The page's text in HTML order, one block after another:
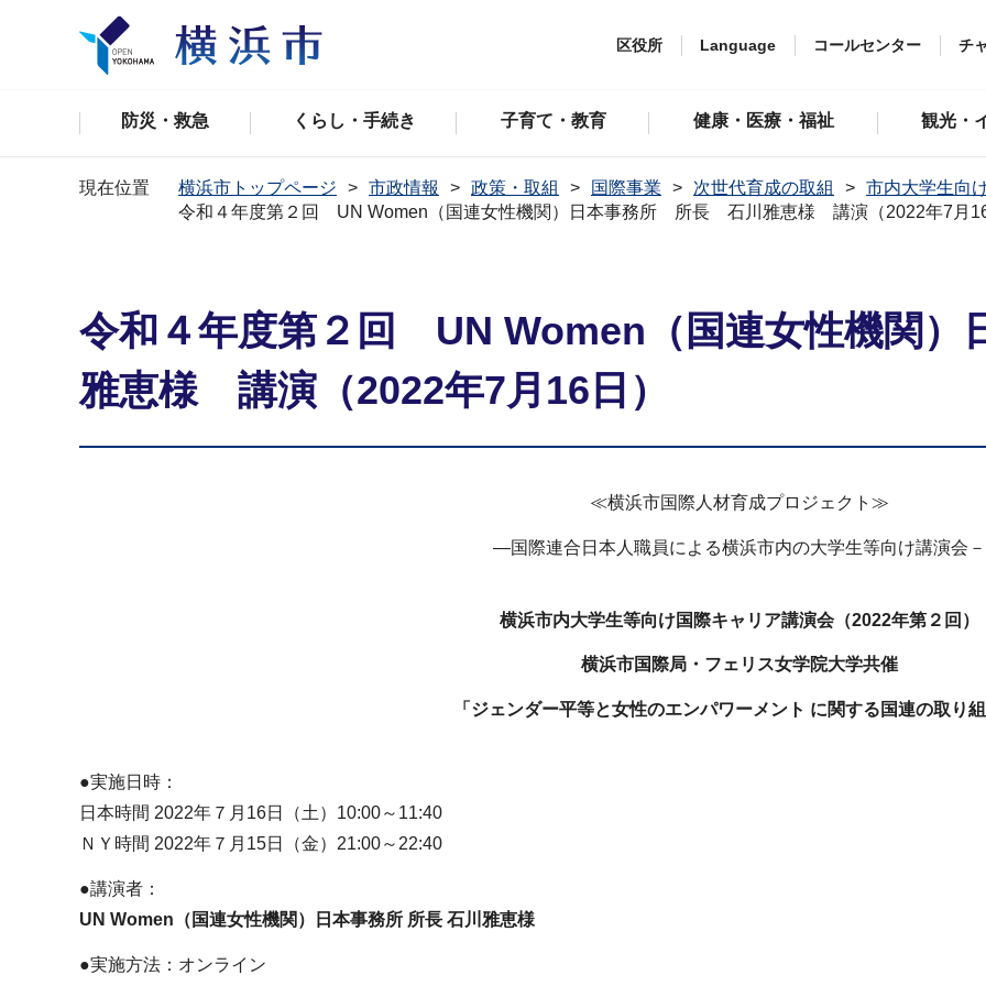
区役所 Language コールセンター チ
防災・救急 くらし・手続き 子育て・教育 健康・医療・福祉 観光・
現在位置 横浜市トップページ 市政情報 政策・取組 国際事業 次世代育成の取組
市内大学生向
令和４年度第２回 UN Women（国連女性機関）日本事務所 所長 石川雅恵様 講演（2022年7月
令和４年度第２回 UN Women（国連女性機関
雅恵様 講演（2022年7月16日）
≪横浜市国際人材育成プロジェクト≫
―国際連合日本人職員による横浜市内の大学生等向け講演会－
横浜市内大学生等向け国際キャリア講演会（2022年第２回）
横浜市国際局・フェリス女学院大学共催
「ジェンダー平等と女性のエンパワーメント に関する国連の取り
●実施日時：
日本時間 2022年７月16日（土）10:00～11:40
ＮＹ時間 2022年７月15日（金）21:00～22:40
●講演者：
UN Women（国連女性機関）日本事務所 所長 石川雅恵様
●実施方法：オンライン